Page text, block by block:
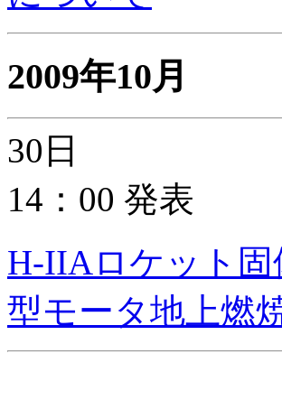
2009年10月
30日
14：00 発表
H-IIAロケット固
型モータ地上燃